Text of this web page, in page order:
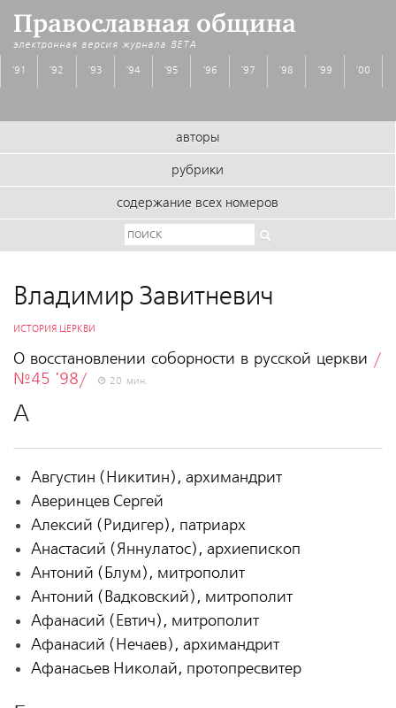
Православная община
электронная версия журнала BETA
'91 '92 '93 '94 '95 '96 '97 '98 '99 '00
авторы
рубрики
содержание всех номеров
Владимир Завитневич
ИСТОРИЯ ЦЕРКВИ
О восстановлении соборности в русской церкви /
№45 '98/
20 мин.
А
Августин (Никитин), архимандрит
Аверинцев Сергей
Алексий (Ридигер), патриарх
Анастасий (Яннулатос), архиепископ
Антоний (Блум), митрополит
Антоний (Вадковский), митрополит
Афанасий (Евтич), митрополит
Афанасий (Нечаев), архимандрит
Афанасьев Николай, протопресвитер